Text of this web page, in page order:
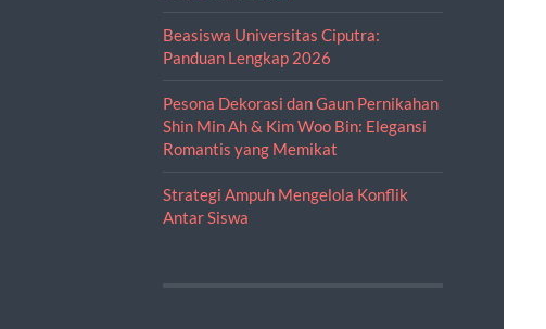
Beasiswa Universitas Ciputra:
Panduan Lengkap 2026
Pesona Dekorasi dan Gaun Pernikahan
Shin Min Ah & Kim Woo Bin: Elegansi
Romantis yang Memikat
Strategi Ampuh Mengelola Konflik
Antar Siswa